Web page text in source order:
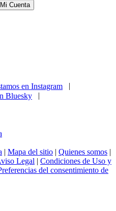
Cuenta
|
|
| Mapa del sitio | Quienes somos |
Legal | Condiciones de Uso y
del consentimiento de